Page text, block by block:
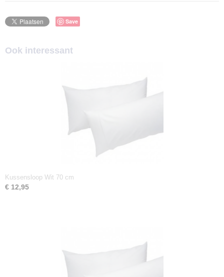
Save
Ook interessant
Kussensloop Wit 70 cm
€ 12,95